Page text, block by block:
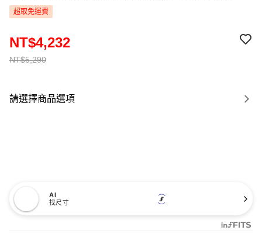
超取免運費
NT$5,290
NT$4,232
請選擇商品選項
AI
找尺寸